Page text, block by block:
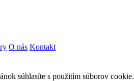
O nás Kontakt
súhlasíte s použitím súborov cookie.